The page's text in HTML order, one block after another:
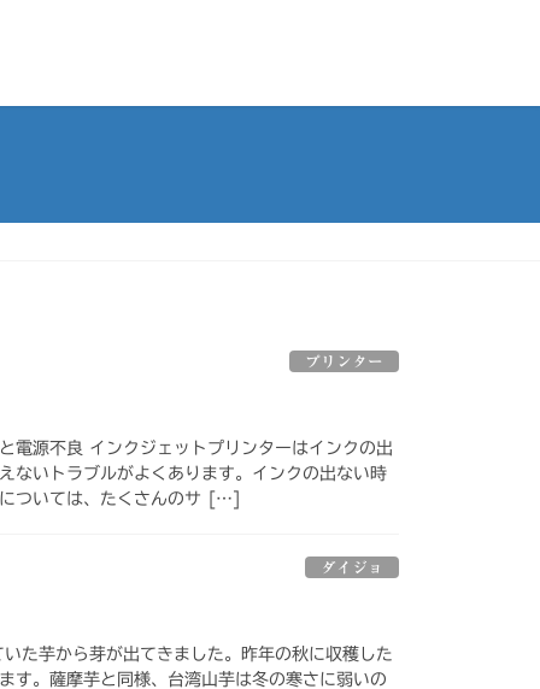
プリンター
電源不良 インクジェットプリンターはインクの出
ないトラブルがよくあります。インクの出ない時
ついては、たくさんのサ […]
ダイジョ
た芋から芽が出てきました。昨年の秋に収穫した
す。薩摩芋と同様、台湾山芋は冬の寒さに弱いの